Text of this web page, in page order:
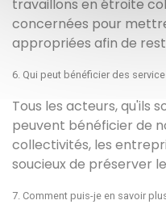
travaillons en étroite
concernées pour
appropriées afin de
6. Qui peut bénéficier des
Tous les acteurs, qu'ils
peuvent bénéficier de
collectivités, les
soucieux de préserver
7. Comment puis-je en savoir